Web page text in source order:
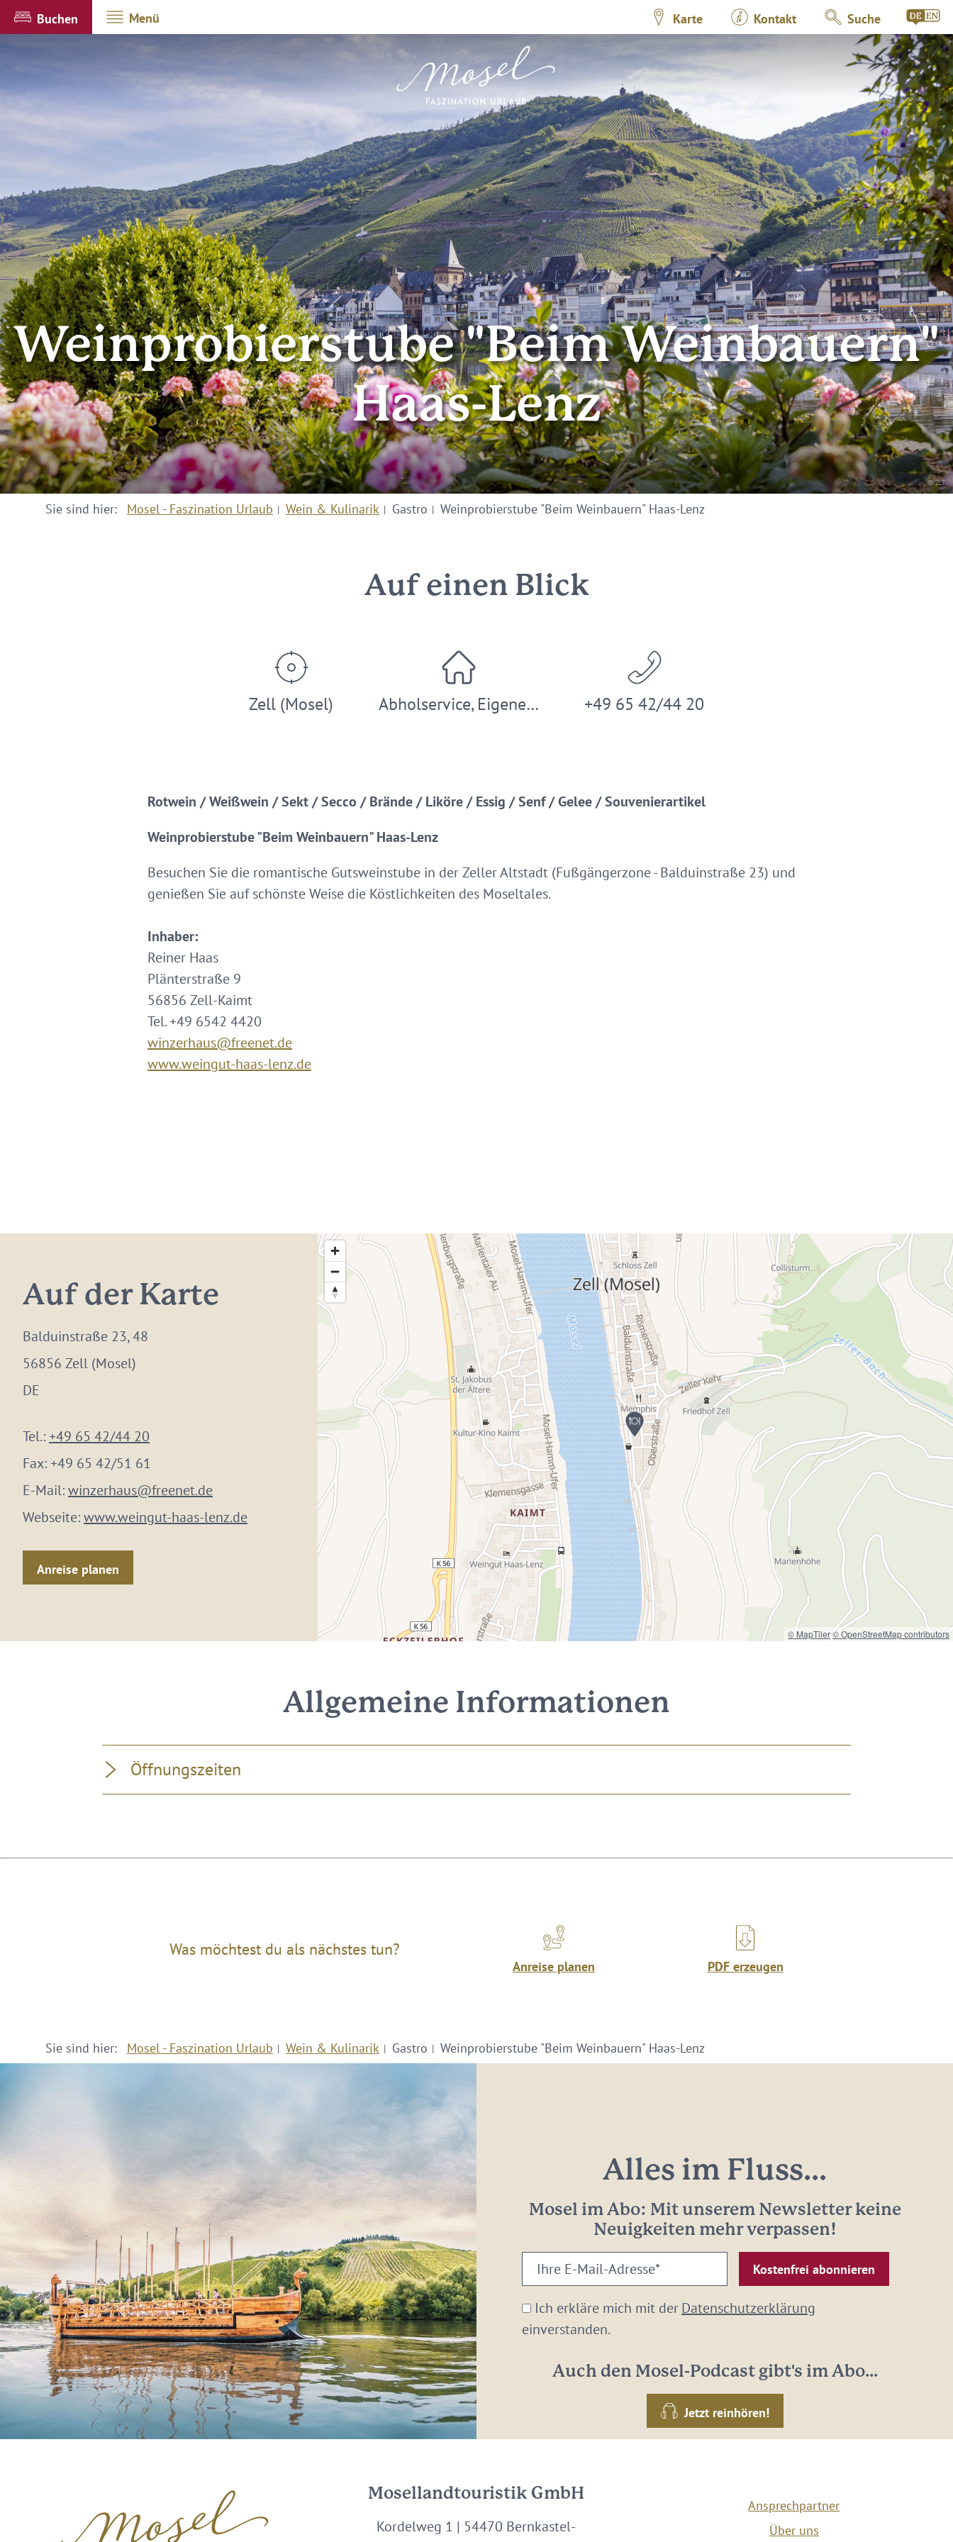
Buchen Menü Karte Kontakt Suche
© ZLT
Weinprobierstube "Beim Weinbauern"
Haas-Lenz
Sie sind hier: Mosel - Faszination Urlaub Wein & Kulinarik Gastro Weinprobierstube "Beim Weinbauern" Haas-Lenz
Auf einen Blick
Zell (Mosel) Abholservice, Eigene… +49 65 42/44 20
Rotwein / Weißwein / Sekt / Secco / Brände / Liköre / Essig / Senf / Gelee / Souvenierartikel
Weinprobierstube "Beim Weinbauern" Haas-Lenz
Besuchen Sie die romantische Gutsweinstube in der Zeller Altstadt (Fußgängerzone - Balduinstraße 23) und
genießen Sie auf schönste Weise die Köstlichkeiten des Moseltales.
Inhaber:
Reiner Haas
Plänterstraße 9
56856 Zell-Kaimt
Tel. +49 6542 4420
winzerhaus@freenet.de
www.weingut-haas-lenz.de
Auf der Karte
Balduinstraße 23, 48
56856 Zell (Mosel)
DE
Tel.:+49 65 42/44 20
Fax:+49 65 42/51 61
E-Mail:winzerhaus@freenet.de
Webseite:www.weingut-haas-lenz.de
Anreise planen
© MapTiler© OpenStreetMap contributors
Allgemeine Informationen
Öffnungszeiten
Was möchtest du als nächstes tun?
Anreise planen PDF erzeugen
Sie sind hier: Mosel - Faszination Urlaub Wein & Kulinarik Gastro Weinprobierstube "Beim Weinbauern" Haas-Lenz
Alles im Fluss...
Mosel im Abo: Mit unserem Newsletter keine
Neuigkeiten mehr verpassen!
Ihre
E-
Mail-
Adresse:
Ich erkläre mich mit derDatenschutzerklärung
einverstanden.
Auch den Mosel-Podcast gibt's im Abo...
Jetzt reinhören!
Mosellandtouristik GmbH
Kordelweg 1 | 54470 Bernkastel-
Ansprechpartner
Über uns